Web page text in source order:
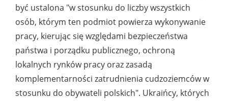
być ustalona "w stosunku do liczby wszystkich
osób, którym ten podmiot powierza wykonywanie
pracy, kierując się względami bezpieczeństwa
państwa i porządku publicznego, ochroną
lokalnych rynków pracy oraz zasadą
komplementarności zatrudnienia cudzoziemców w
stosunku do obywateli polskich". Ukraińcy, których